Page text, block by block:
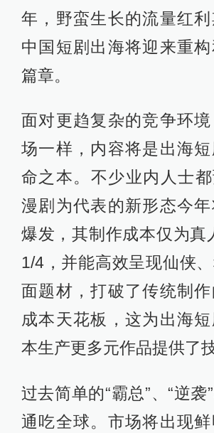
年，野蛮生长的流量红利
中国短剧出海将迎来重
篇章。
面对更趋复杂的竞争环
场一样，内容将是出海
命之本。不少业内人士
漫剧为代表的新形态今
爆发，其制作成本仅为真
1/4，并能高效呈现仙侠
面题材，打破了传统制
成本天花板，这为出海
本生产更多元作品提供了
过去简单的“霸总”、“逆袭
通吃全球。市场将出现